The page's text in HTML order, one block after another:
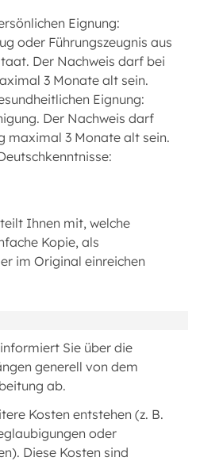
Eignung:
oder Führungszeugnis aus
Der Nachweis darf bei
3 Monate alt sein.
Eignung:
Der Nachweis darf
maximal 3 Monate alt sein.
Ihnen mit, welche
Kopie, als
im Original einreichen
Sie über die
generell von dem
ab.
Kosten entstehen (z. B.
oder
Diese Kosten sind